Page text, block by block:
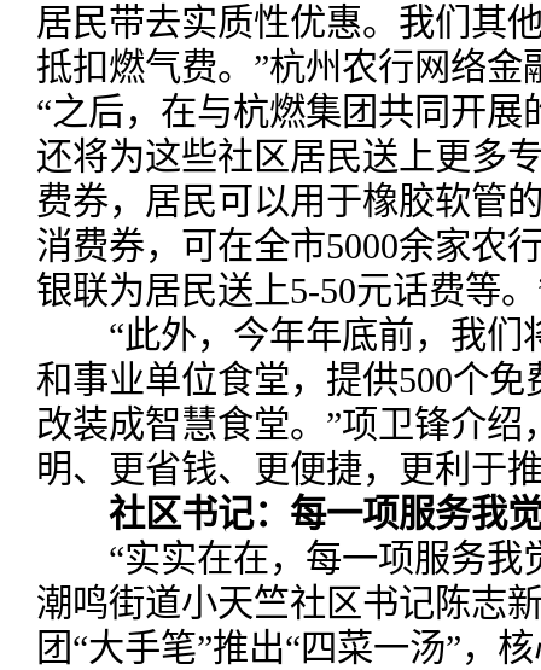
居民带去实质性优惠。我们其
抵扣燃气费。”杭州农行网络
“之后，在与杭燃集团共同开展
还将为这些社区居民送上更多
费券，居民可以用于橡胶软管
消费券，可在全市5000余家农
银联为居民送上5-50元话费等。
“此外，今年年底前，我们
和事业单位食堂，提供500个
改装成智慧食堂。”项卫锋介绍
明、更省钱、更便捷，更利于
社区书记：每一项服务我
“实实在在，每一项服务我
潮鸣街道小天竺社区书记陈志
团“大手笔”推出“四菜一汤”，